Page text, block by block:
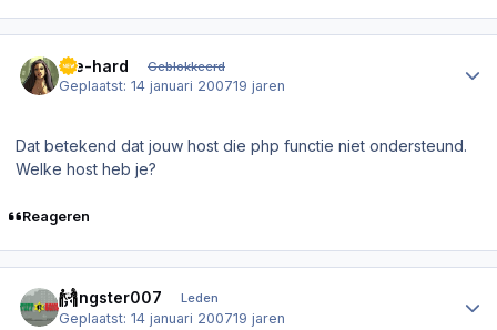
Die-hard Geblokkeerd
Geplaatst:14 januari 200719 jaren
Dat betekend dat jouw host die php functie niet ondersteund.
Welke host heb je?
Reageren
gangster007 Leden
Geplaatst:14 januari 200719 jaren